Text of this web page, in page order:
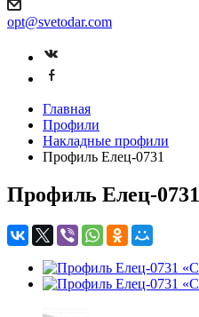
opt@svetodar.com
Главная
Профили
Накладные профили
Профиль Елец-0731
Профиль Елец-0731